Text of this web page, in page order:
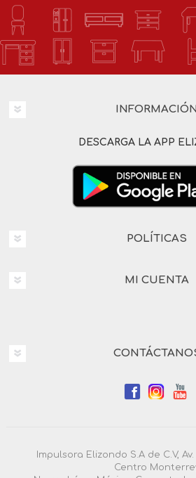
INFORMACIÓN
DESCARGA LA APP
POLÍTICAS
MI CUENTA
Impulsora Elizondo S.A de C.V,
Centro